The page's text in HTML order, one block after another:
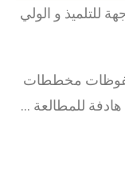
للتلميذ و الولي
مخططات
للمطالعة …